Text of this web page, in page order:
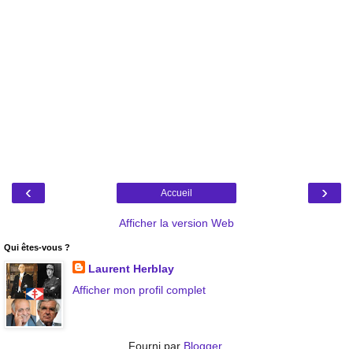
‹ ›
Accueil
Afficher la version Web
Qui êtes-vous ?
Laurent Herblay
Afficher mon profil complet
Fourni par Blogger.